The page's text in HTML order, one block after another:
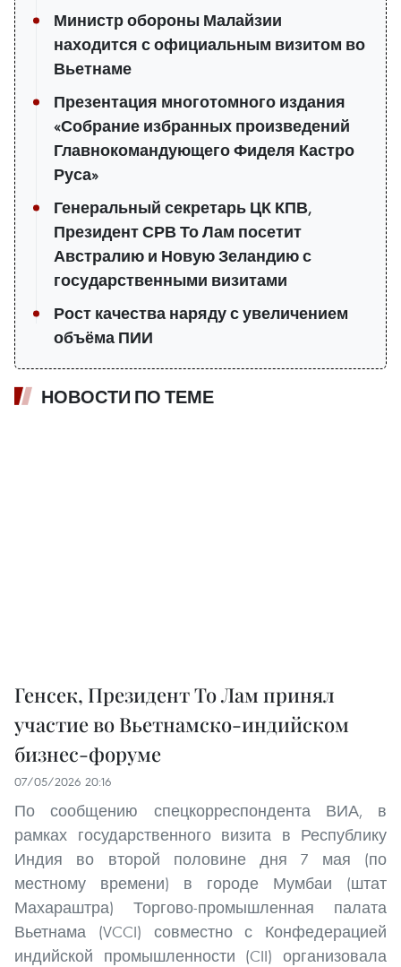
Министр обороны Малайзии
находится с официальным визитом во
Вьетнаме
Презентация многотомного издания
«Собрание избранных произведений
Главнокомандующего Фиделя Кастро
Руса»
Генеральный секретарь ЦК КПВ,
Президент СРВ То Лам посетит
Австралию и Новую Зеландию с
государственными визитами
Рост качества наряду с увеличением
объёма ПИИ
НОВОСТИ ПО ТЕМЕ
Генсек, Президент То Лам принял
участие во Вьетнамско-индийском
бизнес-форуме
07/05/2026 20:16
По сообщению спецкорреспондента ВИА, в
рамках государственного визита в Республику
Индия во второй половине дня 7 мая (по
местному времени) в городе Мумбаи (штат
Махараштра) Торгово-промышленная палата
Вьетнама (VCCI) совместно с Конфедерацией
индийской промышленности (CII) организовала